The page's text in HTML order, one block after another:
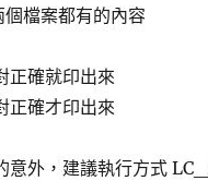
檔案都有的內容
正確就印出來
正確才印出來
意外，建議執行方式